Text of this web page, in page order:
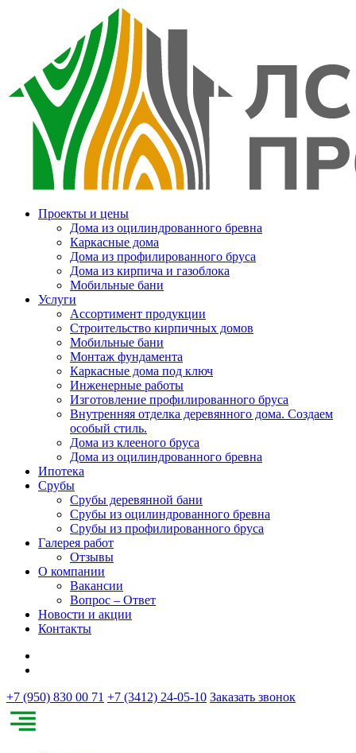
Проекты и цены
Дома из оцилиндрованного бревна
Каркасные дома
Дома из профилированного бруса
Дома из кирпича и газоблока
Мобильные бани
Услуги
Ассортимент продукции
Строительство кирпичных домов
Мобильные бани
Монтаж фундамента
Каркасные дома под ключ
Инженерные работы
Изготовление профилированного бруса
Внутренняя отделка деревянного дома. Создаем
особый стиль.
Дома из клееного бруса
Дома из оцилиндрованного бревна
Ипотека
Срубы
Срубы деревянной бани
Срубы из оцилиндрованного бревна
Срубы из профилированного бруса
Галерея работ
Отзывы
О компании
Вакансии
Вопрос – Ответ
Новости и акции
Контакты
+7 (950) 830 00 71 +7 (3412) 24-05-10 Заказать звонок